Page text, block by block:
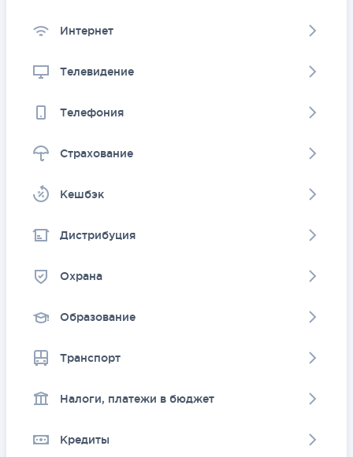
Интернет
Телевидение
Телефония
Страхование
Kешбэк
Дистрибуция
Охрана
Образование
Транспорт
Налоги, платежи в бюджет
Кредиты